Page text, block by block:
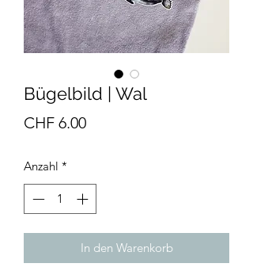
Bügelbild | Wal
CHF 6.00Preis
Anzahl *
In den Warenkorb